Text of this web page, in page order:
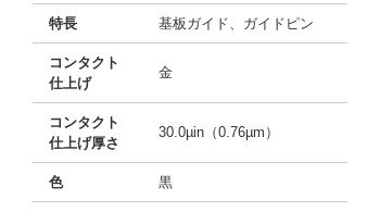
特長 基板ガイド、ガイドピン
コンタクト
仕上げ
金
コンタクト
仕上げ厚さ
30.0µin（0.76µm）
色 黒